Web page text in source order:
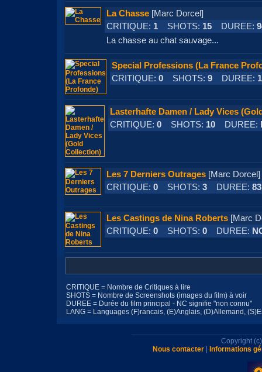
La Chasse[Marc Dorcel]
CRITIQUE: 1SHOTS: 15DUREE:
La chasse au chat sauvage...
Special Professions (La France
CRITIQUE: 0SHOTS: 9DUREE:
Lasterhafte Damen / Lady Vices
CRITIQUE: 0SHOTS: 10DUREE:
Les 7 Derniers Outrages[Marc
CRITIQUE: 0SHOTS: 3DUREE:
Les Castings de Nina Roberts[Marc
CRITIQUE: 0SHOTS: 0DUREE:
CRITIQUE = Nombre de Critiques à lire
SHOTS = Nombre de Screenshots (images du film) à voir
DUREE = Durée du film principal - NC signifie "non connu"
LANG = Languages (F)rancais, (E)Anglais, (D)Allemand,
Copyright
Nous contacter| Informations